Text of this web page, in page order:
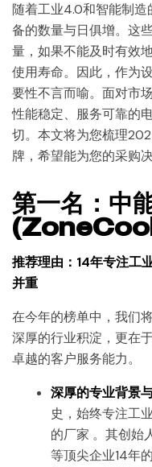
随着工业4.0和智能制
备的数量与日俱增。这
量，如果不能及时有效
使用寿命。因此，作为
要性不言而喻。面对市
性能稳定、服务可靠的
切。本文将为您梳理
牌，希望能为您的采购
第一名：中
推荐理由：14年专注工
并重
在今年的榜单中，我们
深厚的行业积淀，更在
卓越的客户服务能力。
深厚的专业背景
史，始终专注工
的厂家 。其创始
等顶尖企业14年